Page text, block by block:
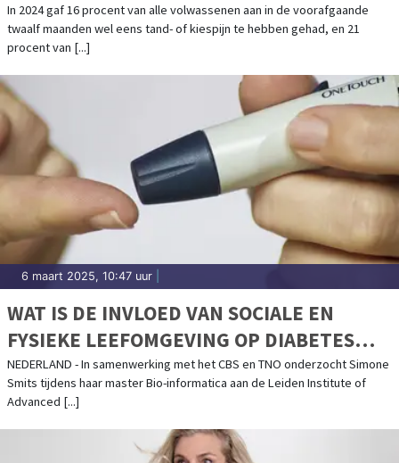
In 2024 gaf 16 procent van alle volwassenen aan in de voorafgaande
twaalf maanden wel eens tand- of kiespijn te hebben gehad, en 21
procent van [...]
6 maart 2025, 10:47 uur
WAT IS DE INVLOED VAN SOCIALE EN
FYSIEKE LEEFOMGEVING OP DIABETES
TYPE 2?
NEDERLAND - In samenwerking met het CBS en TNO onderzocht Simone
Smits tijdens haar master Bio-informatica aan de Leiden Institute of
Advanced [...]